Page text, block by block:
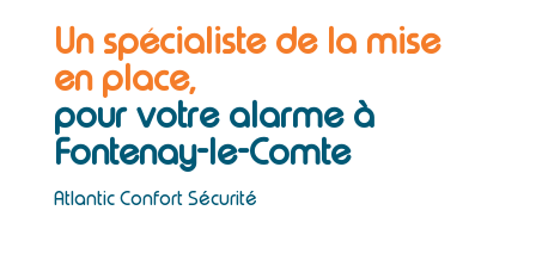
Un spécialiste de la mise
en place,
pour votre alarme à
Fontenay-le-Comte
Atlantic Confort Sécurité